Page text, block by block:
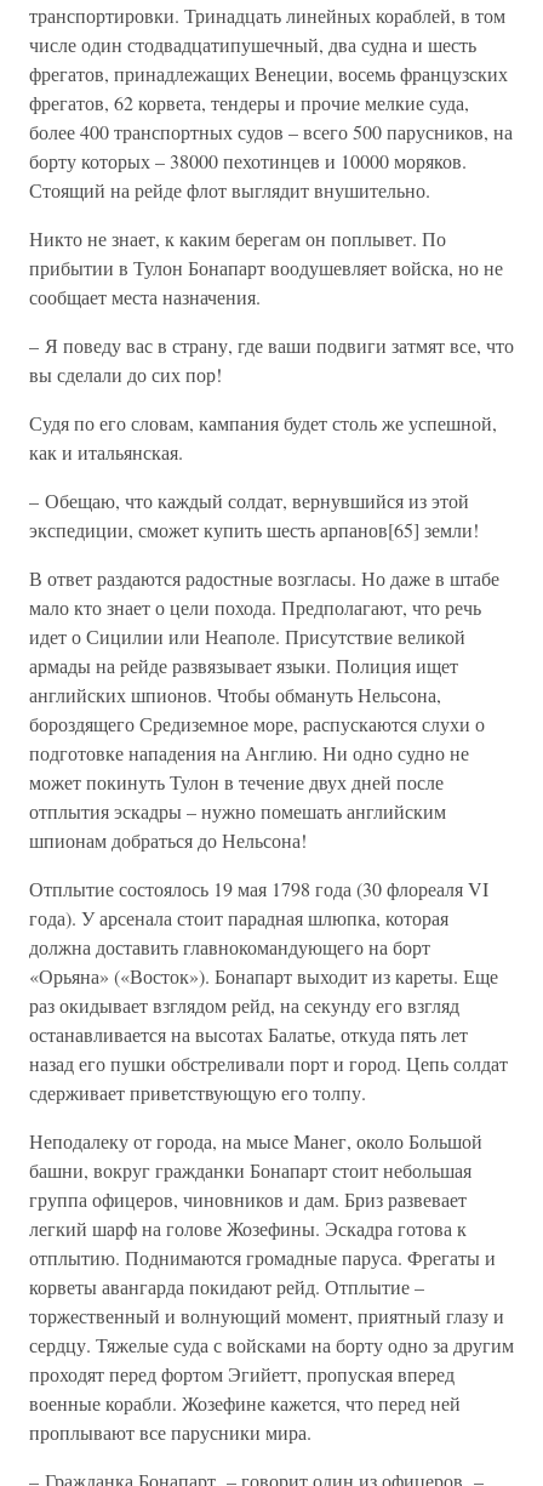
транспортировки. Тринадцать линейных кораблей, в том
числе один стодвадцатипушечный, два судна и шесть
фрегатов, принадлежащих Венеции, восемь французских
фрегатов, 62 корвета, тендеры и прочие мелкие суда,
более 400 транспортных судов – всего 500 парусников, на
борту которых – 38000 пехотинцев и 10000 моряков.
Стоящий на рейде флот выглядит внушительно.
Никто не знает, к каким берегам он поплывет. По
прибытии в Тулон Бонапарт воодушевляет войска, но не
сообщает места назначения.
– Я поведу вас в страну, где ваши подвиги затмят все, что
вы сделали до сих пор!
Судя по его словам, кампания будет столь же успешной,
как и итальянская.
– Обещаю, что каждый солдат, вернувшийся из этой
экспедиции, сможет купить шесть арпанов[65] земли!
В ответ раздаются радостные возгласы. Но даже в штабе
мало кто знает о цели похода. Предполагают, что речь
идет о Сицилии или Неаполе. Присутствие великой
армады на рейде развязывает языки. Полиция ищет
английских шпионов. Чтобы обмануть Нельсона,
бороздящего Средиземное море, распускаются слухи о
подготовке нападения на Англию. Ни одно судно не
может покинуть Тулон в течение двух дней после
отплытия эскадры – нужно помешать английским
шпионам добраться до Нельсона!
Отплытие состоялось 19 мая 1798 года (30 флореаля VI
года). У арсенала стоит парадная шлюпка, которая
должна доставить главнокомандующего на борт
«Орьяна» («Восток»). Бонапарт выходит из кареты. Еще
раз окидывает взглядом рейд, на секунду его взгляд
останавливается на высотах Балатье, откуда пять лет
назад его пушки обстреливали порт и город. Цепь солдат
сдерживает приветствующую его толпу.
Неподалеку от города, на мысе Манег, около Большой
башни, вокруг гражданки Бонапарт стоит небольшая
группа офицеров, чиновников и дам. Бриз развевает
легкий шарф на голове Жозефины. Эскадра готова к
отплытию. Поднимаются громадные паруса. Фрегаты и
корветы авангарда покидают рейд. Отплытие –
торжественный и волнующий момент, приятный глазу и
сердцу. Тяжелые суда с войсками на борту одно за другим
проходят перед фортом Эгийетт, пропуская вперед
военные корабли. Жозефине кажется, что перед ней
проплывают все парусники мира.
– Гражданка Бонапарт, – говорит один из офицеров, –